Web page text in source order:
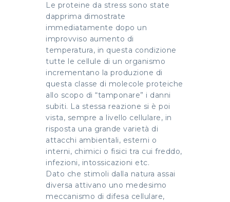
Le proteine da stress sono state
dapprima dimostrate
immediatamente dopo un
improvviso aumento di
temperatura, in questa condizione
tutte le cellule di un organismo
incrementano la produzione di
questa classe di molecole proteiche
allo scopo di “tamponare” i danni
subiti. La stessa reazione si è poi
vista, sempre a livello cellulare, in
risposta una grande varietà di
attacchi ambientali, esterni o
interni, chimici o fisici tra cui freddo,
infezioni, intossicazioni etc.
Dato che stimoli dalla natura assai
diversa attivano uno medesimo
meccanismo di difesa cellulare,